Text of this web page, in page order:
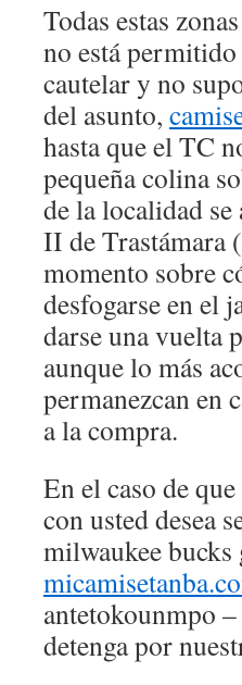
Todas estas
no está permitido
cautelar y no
del asunto,
hasta que el TC
pequeña colina
de la localidad
II de Trastámara
momento sobre
desfogarse en el
darse una vuelta
aunque lo más
permanezcan en
a la compra.
En el caso de
con usted desea
milwaukee
antetokounmpo –
detenga por